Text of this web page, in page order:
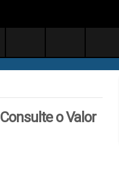
Consulte o Valor